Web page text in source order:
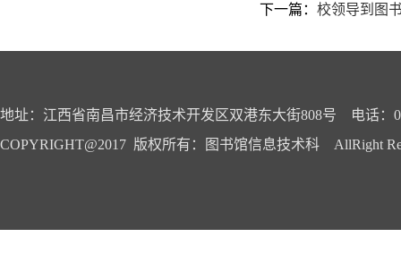
下一篇： 校领导到图
地址：江西省南昌市经济技术开发区双港东大街808号 电话：
COPYRIGHT@2017 版权所有：图书馆信息技术科 AllRight